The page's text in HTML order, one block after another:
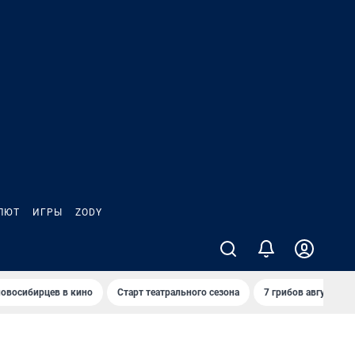
ИГРЫ ZODY
в кино Старт театрального сезона 7 грибов августа